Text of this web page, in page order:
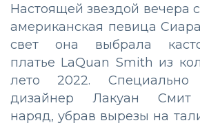
Настоящей звездой вечера
американская певица
свет она выбрала
платье LaQuan Smith из
лето 2022.
дизайнер Лакуан Смит
наряд, убрав вырезы на